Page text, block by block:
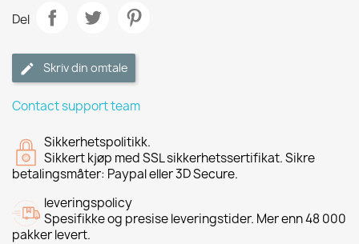
Del
Skriv din omtale
Contact support team
Sikkerhetspolitikk.
Sikkert kjøp med SSL sikkerhetssertifikat. Sikre
betalingsmåter: Paypal eller 3D Secure.
leveringspolicy
Spesifikke og presise leveringstider. Mer enn 48 000
pakker levert.